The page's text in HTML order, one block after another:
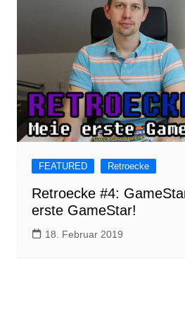
FEATURED Retroecke
Retroecke #4:
erste GameStar!
18. Februar 2019